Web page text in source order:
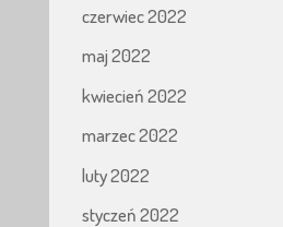
czerwiec 2022
maj 2022
kwiecień 2022
marzec 2022
luty 2022
styczeń 2022